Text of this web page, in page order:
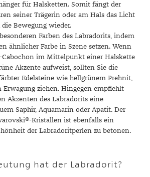
für Halsketten. Somit fängt der
seiner Trägerin oder am Hals das Licht
Bewegung wieder.
Farben des Labradorits, indem
ähnlicher Farbe in Szene setzen. Wenn
Cabochon im Mittelpunkt einer Halskette
Akzente aufweist, sollten Sie die
Edelsteine wie hellgrünem Prehnit,
Erwägung ziehen. Hingegen empfiehlt
Akzenten des Labradorits eine
Saphir, Aquamarin oder Apatit. Der
Kristallen ist ebenfalls ein
der Labradoritperlen zu betonen.
hat der Labradorit?